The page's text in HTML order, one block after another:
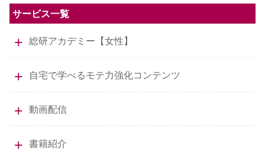
サービス一覧
総研アカデミー【女性】
自宅で学べるモテ力強化コンテンツ
動画配信
書籍紹介